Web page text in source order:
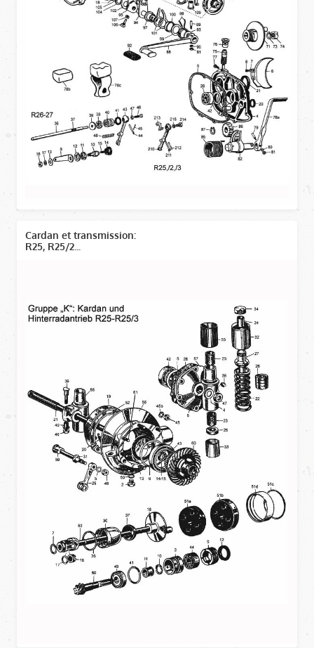
Cardan et transmission:
R25, R25/2...